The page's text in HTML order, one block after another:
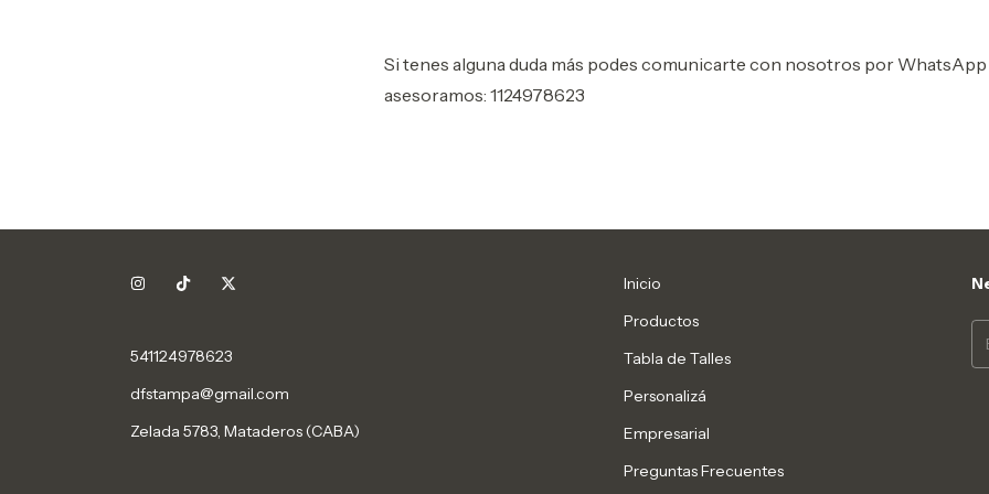
Si tenes alguna duda más podes comunicarte con nosotros por WhatsApp
asesoramos: 1124978623
541124978623
dfstampa@gmail.com
Zelada 5783, Mataderos (CABA)
Inicio
Productos
Tabla de Talles
Personalizá
Empresarial
Preguntas Frecuentes